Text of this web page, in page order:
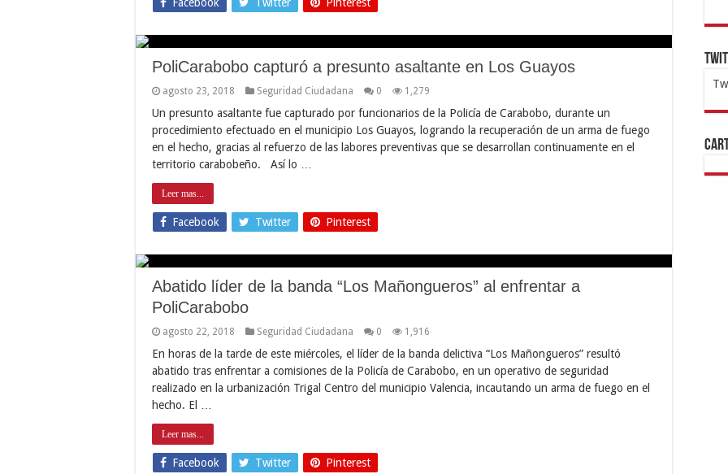
PoliCarabobo capturó a presunto asaltante en Los Guayos
agosto 23, 2018 Seguridad Ciudadana 0 1,279
Un presunto asaltante fue capturado por funcionarios de la Policía de Carabobo, durante un
procedimiento efectuado en el municipio Los Guayos, logrando la recuperación de un arma de fuego
en el hecho, gracias al refuerzo de las labores preventivas que se desarrollan continuamente en el
territorio carabobeño. Así lo …
Leer mas...
Facebook Twitter Pinterest
Abatido líder de la banda “Los Mañongueros” al enfrentar a
PoliCarabobo
agosto 22, 2018 Seguridad Ciudadana 0 1,916
En horas de la tarde de este miércoles, el líder de la banda delictiva “Los Mañongueros” resultó
abatido tras enfrentar a comisiones de la Policía de Carabobo, en un operativo de seguridad
realizado en la urbanización Trigal Centro del municipio Valencia, incautando un arma de fuego en el
hecho. El …
Leer mas...
Facebook Twitter Pinterest